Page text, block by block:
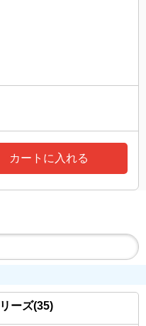
カートに入れる
ーズ(35)